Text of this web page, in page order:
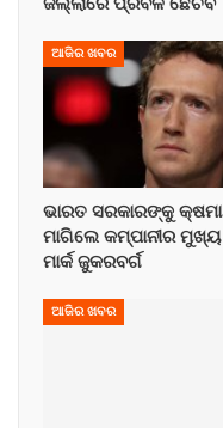
ଆଜିର ଖବର
ଭାରତ ସରକାରଙ୍କୁ କ୍ଷମା
ମାଗିଲେ କମ୍ପାନୀର ମୁଖ୍ୟ
ମାର୍କ ଜୁକରବର୍ଗ
ଆଜିର ଖବର